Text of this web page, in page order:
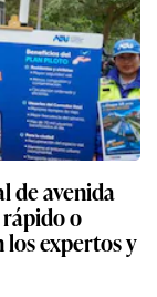
de avenida
o
expertos y